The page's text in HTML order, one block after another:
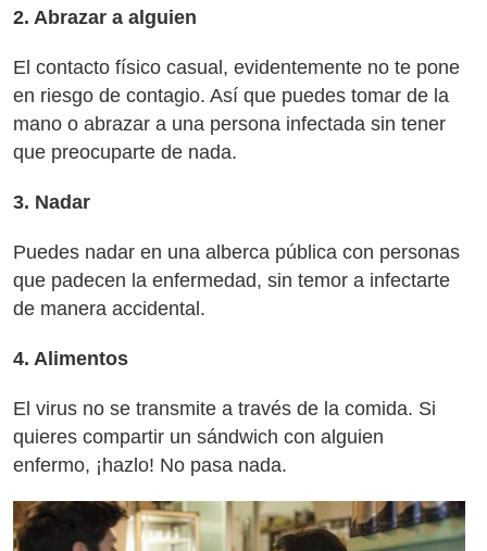
2. Abrazar a alguien
El contacto físico casual, evidentemente no te pone
en riesgo de contagio. Así que puedes tomar de la
mano o abrazar a una persona infectada sin tener
que preocuparte de nada.
3. Nadar
Puedes nadar en una alberca pública con personas
que padecen la enfermedad, sin temor a infectarte
de manera accidental.
4. Alimentos
El virus no se transmite a través de la comida. Si
quieres compartir un sándwich con alguien
enfermo, ¡hazlo! No pasa nada.